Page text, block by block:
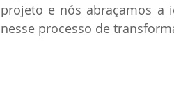
projeto e nós abraçamos a
nesse processo de